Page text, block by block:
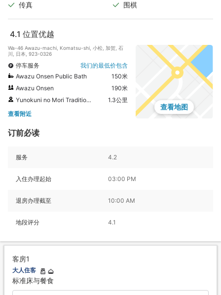
传真
围棋
4.1 位置优越
Wa-46 Awazu-machi, Komatsu-shi, 小松, 加贺, 石
川, 日本, 923-0326
停车服务
我们的最低价包含
Awazu Onsen Public Bath
150米
Awazu Onsen
190米
Yunokuni no Mori Traditional Handicrafts Village
1.3公里
查看附近
查看地图
订前必读
服务 4.2
入住办理起始 03:00 PM
退房办理截至 10:00 AM
地段评分 4.1
客房1
大人住客
标准床与餐食